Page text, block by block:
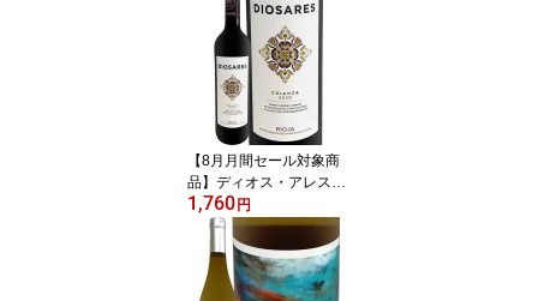
フルボディ パーカー94
+点 シラーズ79% カベル
ネ・ソーヴィニヨン21%
ベン・グレッツァー 南オ
ーストラリア バロッサ・
ヴァレー エベニーザー
古木 樹齢30~130年 新樽
100% 無濾過
【8月月間セール対象商
品】ディオス・アレス・
リオハ・クリアンサ 202
0 スペイン 赤ワイン リオ
ハ 銘醸地 パーカー91点
テンプラニーリョ オーク
樽熟成 クリアンサ格付
1,760円